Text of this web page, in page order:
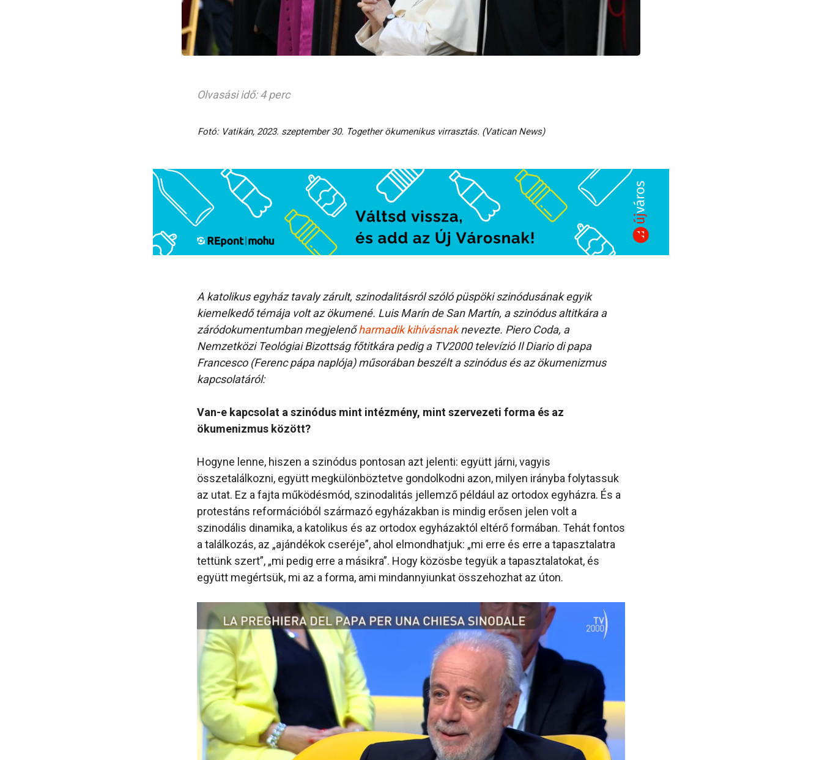
Olvasási idő: 4 perc
Fotó: Vatikán, 2023. szeptember 30. Together ökumenikus virrasztás. (Vatican News)
A katolikus egyház tavaly zárult, szinodalitásról szóló püspöki szinódusának egyik
kiemelkedő témája volt az ökumené. Luis Marín de San Martín, a szinódus altitkára a
záródokumentumban megjelenőharmadik kihívásnaknevezte. Piero Coda, a
Nemzetközi Teológiai Bizottság főtitkára pedig a TV2000 televízió Il Diario di papa
Francesco (Ferenc pápa naplója) műsorában beszélt a szinódus és az ökumenizmus
kapcsolatáról:
Van-e kapcsolat a szinódus mint intézmény, mint szervezeti forma és az
ökumenizmus között?
Hogyne lenne, hiszen a szinódus pontosan azt jelenti: együtt járni, vagyis
összetalálkozni, együtt megkülönböztetve gondolkodni azon, milyen irányba folytassuk
az utat. Ez a fajta működésmód, szinodalitás jellemző például az ortodox egyházra. És a
protestáns reformációból származó egyházakban is mindig erősen jelen volt a
szinodális dinamika, a katolikus és az ortodox egyházaktól eltérő formában. Tehát fontos
a találkozás, az „ajándékok cseréje”, ahol elmondhatjuk: „mi erre és erre a tapasztalatra
tettünk szert”, „mi pedig erre a másikra”. Hogy közösbe tegyük a tapasztalatokat, és
együtt megértsük, mi az a forma, ami mindannyiunkat összehozhat az úton.